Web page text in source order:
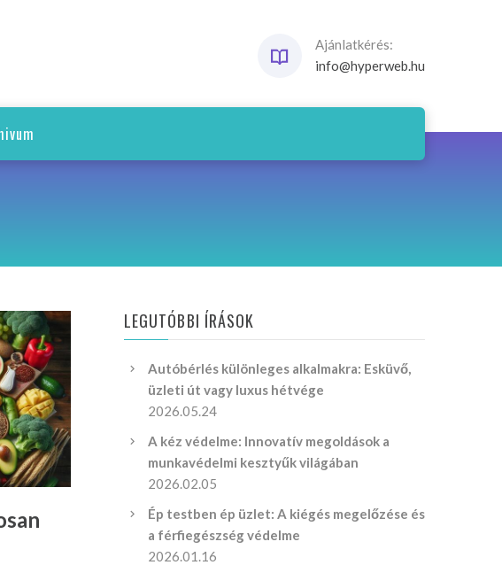
Ajánlatkérés:
info@hyperweb.hu
LEGUTÓBBI ÍRÁSOK
Autóbérlés különleges alkalmakra: Esküvő,
üzleti út vagy luxus hétvége
2026.05.24
A kéz védelme: Innovatív megoldások a
munkavédelmi kesztyűk világában
2026.02.05
Ép testben ép üzlet: A kiégés megelőzése és
a férfiegészség védelme
2026.01.16